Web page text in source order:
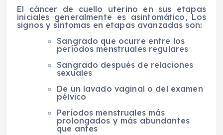
El cáncer de cuello uterino en sus etapas
iniciales generalmente es asintomático, Los
signos y síntomas en etapas avanzadas son:
Sangrado que ocurre entre los
períodos menstruales regulares
Sangrado después de relaciones
sexuales
De un lavado vaginal o del examen
pélvico
Períodos menstruales más
prolongados y más abundantes
que antes